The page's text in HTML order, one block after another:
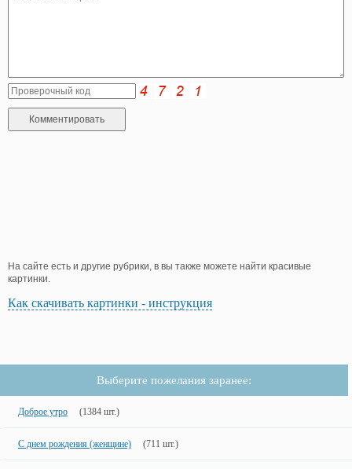
На сайте есть и другие рубрики, в вы также можете найти красивые
картинки.
Как скачивать картинки - инструкция
Выберите пожелания заранее:
Доброе утро (1384 шт.)
С днем рождения (женщине) (711 шт.)